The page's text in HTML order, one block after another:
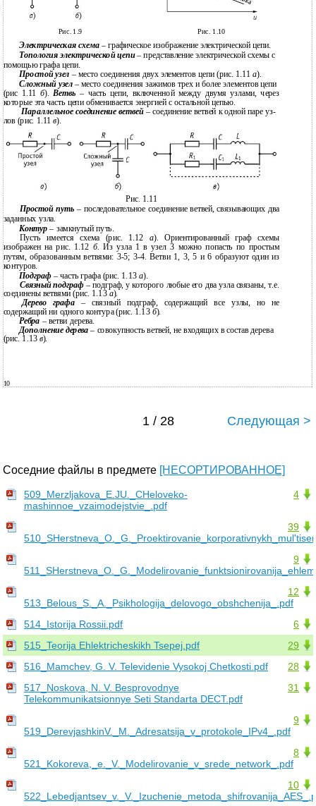
Рис. 1.9 Рис. 1.10
Электрическая схема – графическое изображение электрической цепи.
Топология электрической цепи– представление электрической схемы с
помощью графа цепи.
Простой узел – место соединения двух элементов цепи (рис. 1.11 а).
Сложный узел – место соединения зажимов трех и более элементов цепи
(рис 1.11 б).Ветвь – часть цепи, включенной между двумя узлами, через
которые эта часть цепи обменивается энергией с остальной цепью.
Параллельное соединение ветвей – соединение ветвей к одной паре уз-
лов (рис. 1.11в).
Рис. 1.11
Простой путь– последовательное соединение ветвей, связывающих два
заданных узла.
Контур– замкнутый путь.
Пусть имеется схема (рис. 1.12а). Ориентированный граф схемы
изображен на рис. 1.12 б. Из узла 1 в узел 3 можно попасть по простым
путям, образованным ветвями: 3-5; 3-4. Ветви 1, 3, 5 и 6 образуют один из
контуров.
Подграф – часть графа (рис. 1.13 а).
Связный подграф – подграф, у которого любые его два узла связаны, т.е.
соединены ветвями (рис. 1.13 а).
Дерево графа – связный подграф, содержащий все узлы, но не
содержащий ни одного контура (рис. 1.13 б).
Ребра – ветви дерева.
Дополнение дерева– совокупность ветвей, не входящих в состав дерева
(рис. 1.13 в).
10
1 / 28 Следующая >
Соседние файлы в предмете [НЕСОРТИРОВАННОЕ]
4
509_Merzljakova_E.JU._CHeloveko-
mashinnoe_vzaimodejstvie_.pdf
39
9
12
513_Belous_S._A._Psikhologija_delovogo_obshchenija_.pdf
6
514_Istorija Rossii.pdf
29
515_Teorija Ehlektricheskikh Tsepej.pdf
28
516_Mamchev, G. V. Televidenie Vysokoj Chetkosti.pdf
31
517_Noskova, N. V. Besprovodnye
Telekommunikatsionnye Seti Standarta DECT.pdf
9
519_DerevjashkinV._M._Adresatsija_v_protokole_IPv4_.pdf
8
521_Kokoreva,_e._V._Modelirovanie_v_srede_network_.pdf
10